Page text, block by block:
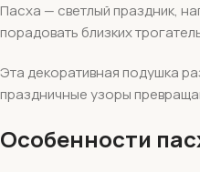
Пасха — светлый праздник,
порадовать близких
Эта декоративная подушка
праздничные узоры
Особенности